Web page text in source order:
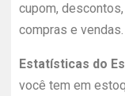
cupom,
compras e vendas.
Estatísticas do
você tem em